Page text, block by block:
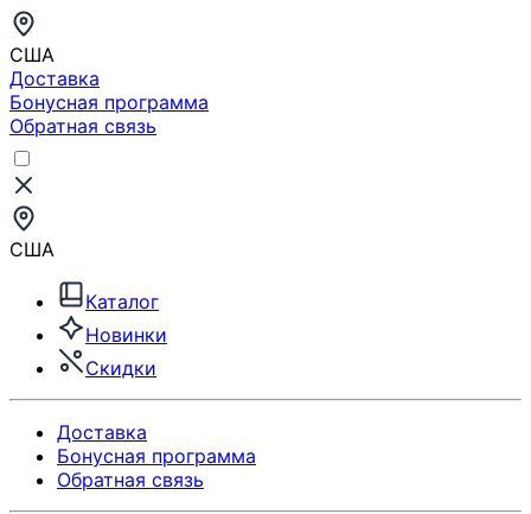
США
Доставка
Бонусная программа
Обратная связь
США
Каталог
Новинки
Скидки
Доставка
Бонусная программа
Обратная связь